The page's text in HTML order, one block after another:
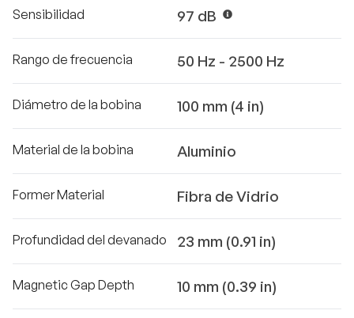
Sensibilidad 97 dB
Rango de frecuencia 50 Hz - 2500 Hz
Diámetro de la bobina 100 mm (4 in)
Material de la bobina Aluminio
Former Material Fibra de Vidrio
Profundidad del devanado 23 mm (0.91 in)
Magnetic Gap Depth 10 mm (0.39 in)